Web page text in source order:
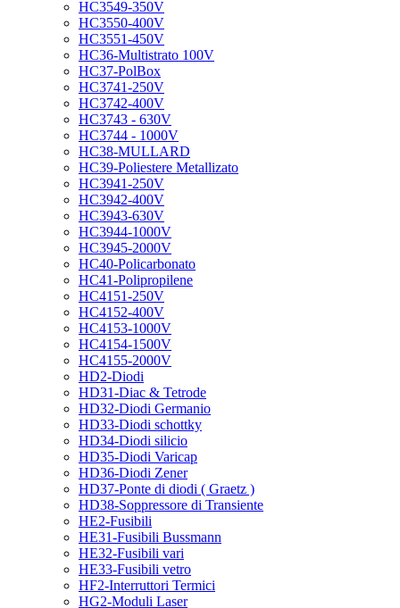
HC3549-350V
HC3550-400V
HC3551-450V
HC36-Multistrato 100V
HC37-PolBox
HC3741-250V
HC3742-400V
HC3743 - 630V
HC3744 - 1000V
HC38-MULLARD
HC39-Poliestere Metallizato
HC3941-250V
HC3942-400V
HC3943-630V
HC3944-1000V
HC3945-2000V
HC40-Policarbonato
HC41-Polipropilene
HC4151-250V
HC4152-400V
HC4153-1000V
HC4154-1500V
HC4155-2000V
HD2-Diodi
HD31-Diac & Tetrode
HD32-Diodi Germanio
HD33-Diodi schottky
HD34-Diodi silicio
HD35-Diodi Varicap
HD36-Diodi Zener
HD37-Ponte di diodi ( Graetz )
HD38-Soppressore di Transiente
HE2-Fusibili
HE31-Fusibili Bussmann
HE32-Fusibili vari
HE33-Fusibili vetro
HF2-Interruttori Termici
HG2-Moduli Laser